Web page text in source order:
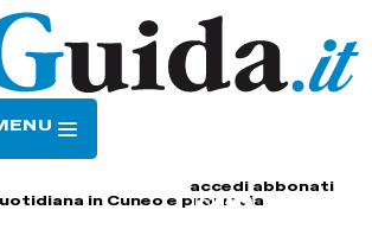
accedi abbonati
in Cuneo e provincia